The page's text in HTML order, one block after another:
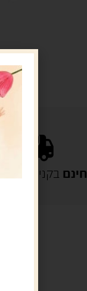
חינם בקנייה מעל 329 ש"ח